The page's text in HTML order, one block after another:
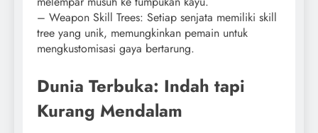
– Weapon Skill Trees: Setiap senjata memiliki skill
tree yang unik, memungkinkan pemain untuk
mengkustomisasi gaya bertarung.
Dunia Terbuka: Indah tapi
Kurang Mendalam